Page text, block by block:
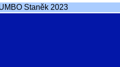
Staněk 2023